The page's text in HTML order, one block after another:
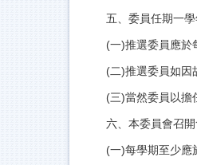
五、委員任期一
(一)推選委員應於
(二)推選委員如因
(三)當然委員以擔
六、本委員會召
(一)每學期至少應